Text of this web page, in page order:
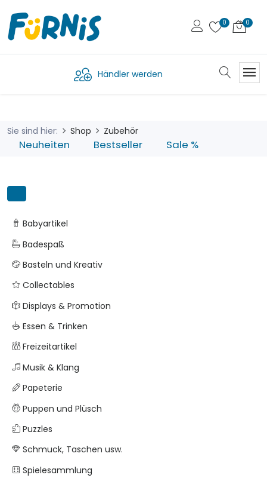
Händler werden
Sie sind hier: Shop Zubehör
Neuheiten Bestseller Sale %
Babyartikel
Badespaß
Basteln und Kreativ
Collectables
Displays & Promotion
Essen & Trinken
Freizeitartikel
Musik & Klang
Papeterie
Puppen und Plüsch
Puzzles
Schmuck, Taschen usw.
Spielesammlung